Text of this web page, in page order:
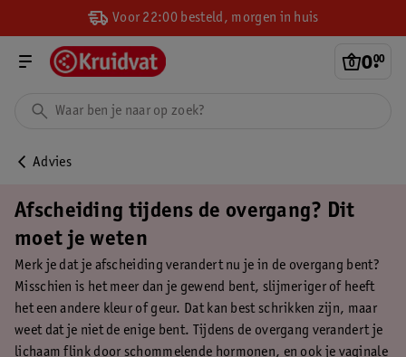
Voor 22:00 besteld, morgen in huis
0.
00
Advies
Afscheiding tijdens de overgang? Dit
moet je weten
Merk je dat je afscheiding verandert nu je in de overgang bent?
Misschien is het meer dan je gewend bent, slijmeriger of heeft
het een andere kleur of geur. Dat kan best schrikken zijn, maar
weet dat je niet de enige bent. Tijdens de overgang verandert je
lichaam flink door schommelende hormonen, en ook je vaginale